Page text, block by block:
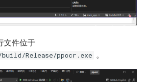
文件位于
Release/ppocr.exe 。